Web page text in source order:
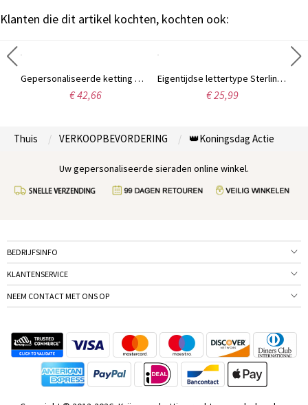
Klanten die dit artikel kochten, kochten ook:
Gepersonaliseerde ketting met initialen en monogram in wijnranklettertype, sterling zilver.
€ 42,66
Eigentijdse lettertype Sterling zilveren naamketting
€ 25,99
Thuis VERKOOPBEVORDERING 👑Koningsdag Actie
Uw gepersonaliseerde sieraden online winkel.
BEDRIJFSINFO
KLANTENSERVICE
NEEM CONTACT MET ONS OP